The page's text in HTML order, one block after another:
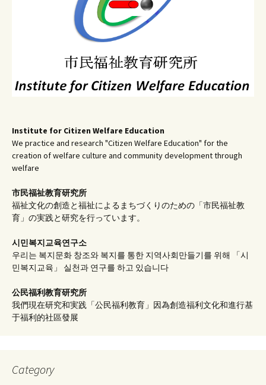
Institute for Citizen Welfare Education
We practice and research "Citizen Welfare Education" for the
creation of welfare culture and community development through
welfare
市民福祉教育研究所
福祉文化の創造と福祉によるまちづくりのための「市民福祉教
育」の実践と研究を行っています。
시민복지교육연구소
우리는 복지문화 창조와 복지를 통한 지역사회만들기를 위해 「시
민복지교육」 실천과 연구를 하고 있습니다
公民福利教育研究所
我們現在研究和実践「公民福利教育」因為創造福利文化和進行基
于福利的社區發展
Category